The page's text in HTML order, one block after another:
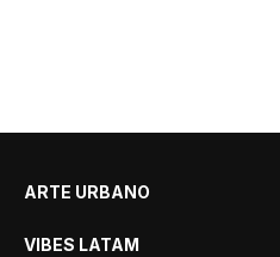
ARTE URBANO
VIBES LATAM